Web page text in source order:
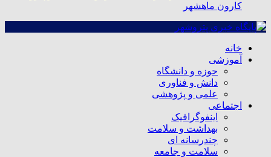
کارون ماهشهر
خانه
آموزشی
حوزه و دانشگاه
دانش و فناوری
علمی و پژوهشی
اجتماعی
اینفوگرافیک
بهداشت و سلامت
چندرسانه ای
سلامت و جامعه